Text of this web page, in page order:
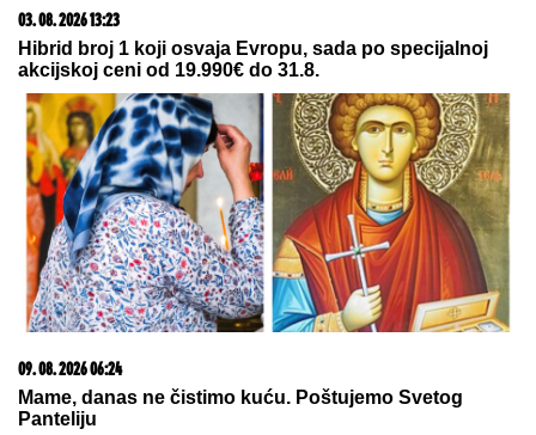
03. 08. 2026 13:23
Hibrid broj 1 koji osvaja Evropu, sada po specijalnoj
akcijskoj ceni od 19.990€ do 31.8.
09. 08. 2026 06:24
Mame, danas ne čistimo kuću. Poštujemo Svetog
Panteliju